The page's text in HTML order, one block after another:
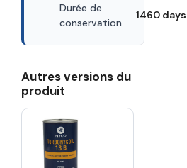
Durée de
conservation
1460 days
Autres versions du
produit